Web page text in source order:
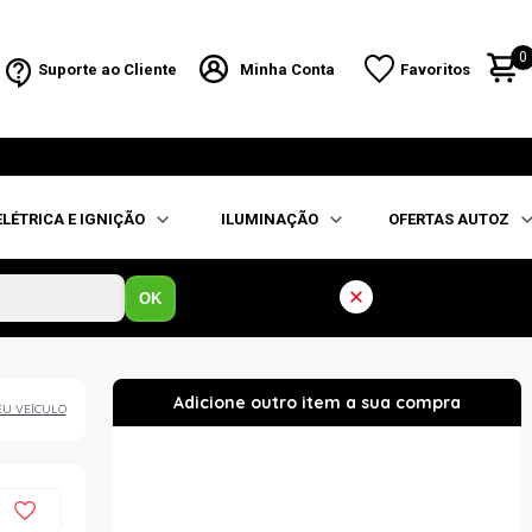
Suporte ao Cliente Minha Conta Favoritos
0
E IGNIÇÃO ILUMINAÇÃO OFERTAS AUTOZ
OK
VEÍCULO